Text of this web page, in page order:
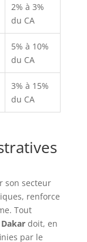
2% à 3%
du CA
5% à 10%
du CA
3% à 15%
du CA
son secteur
renforce
Tout
doit, en
par le